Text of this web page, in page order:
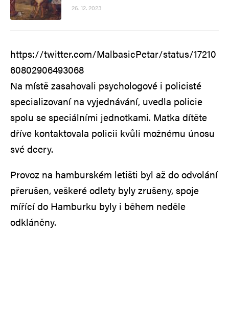
26. 12. 2023
https://twitter.com/MalbasicPetar/status/17210
60802906493068
Na místě zasahovali psychologové i policisté
specializovaní na vyjednávání, uvedla policie
spolu se speciálními jednotkami. Matka dítěte
dříve kontaktovala policii kvůli možnému únosu
své dcery.
Provoz na hamburském letišti byl až do odvolání
přerušen, veškeré odlety byly zrušeny, spoje
mířící do Hamburku byly i během neděle
odkláněny.